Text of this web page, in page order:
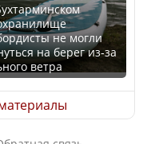
признали объектом
наследия,
под
исчезновения
не могли
на берег из-за
ветра